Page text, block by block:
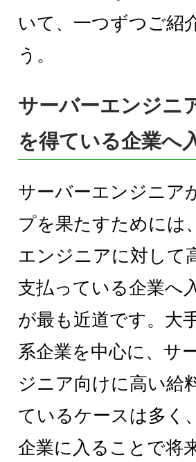
いて、一つずつご紹
う。
サーバーエンジニ
を得ている企業へ
サーバーエンジニア
プを果たすためには
エンジニアに対して
支払っている企業へ
が最も近道です。大
系企業を中心に、サ
ジニア向けに高い給
ているケースは多く
企業に入ることで将